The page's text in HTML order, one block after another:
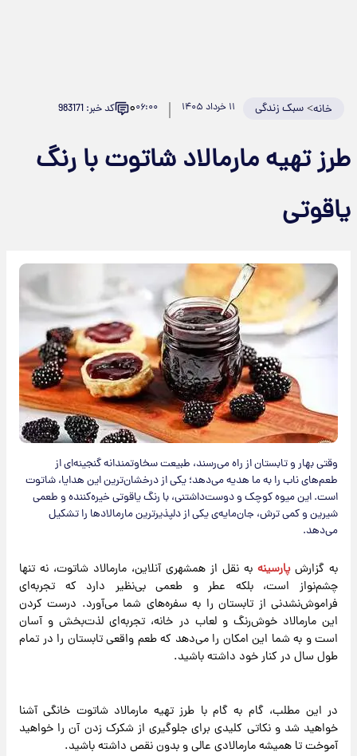
خانه>سبک زندگی ۰۶:۰۰۰ کد خبر: 983171
تهیه مارمالاد شاتوت با رنگ
وقتی بهار و تابستان از راه می‌رسند، طبیعت سخاوتمندانه گنجینه‌ای از
طعم‌های ناب را به ما هدیه می‌دهد؛ یکی از درخشان‌ترین این هدایا، شاتوت
است. این میوه کوچک و دوست‌داشتنی، با رنگ یاقوتی خیره‌کننده و طعمی
شیرین و کمی ترش، جان‌مایه‌ی یکی از دلپذیرترین مارمالادها را تشکیل
می‌دهد.
به گزارش پارسینهبه نقل از همشهری آنلاین، مارمالاد شاتوت، نه تنها
چشم‌نواز است، بلکه عطر و طعمی بی‌نظیر دارد که تجربه‌ای
فراموش‌نشدنی از تابستان را به سفره‌های شما می‌آورد. درست کردن
این مارمالاد خوش‌رنگ و لعاب در خانه، تجربه‌ای لذت‌بخش و آسان
است و به شما این امکان را می‌دهد که طعم واقعی تابستان را در تمام
طول سال در کنار خود داشته باشید.
در این مطلب، گام به گام با طرز تهیه مارمالاد شاتوت خانگی آشنا
خواهید شد و نکاتی کلیدی برای جلوگیری از شکرک زدن آن را خواهید
آموخت تا همیشه مارمالادی عالی و بدون نقص داشته باشید.